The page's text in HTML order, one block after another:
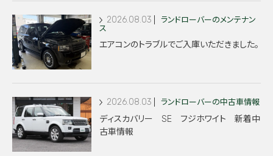
2026.08.03
ランドローバーのメンテナン
ス
エアコンのトラブルでご入庫いただきました。
2026.08.03 ランドローバーの中古車情報
ディスカバリー SE フジホワイト 新着中
古車情報